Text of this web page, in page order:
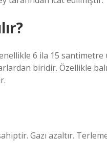
6 ila 15 santimetre
biridir. Özellikle
Gazı azaltır.